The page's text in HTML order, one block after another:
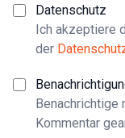
Datenschutz
Ich akzeptiere
der
Benachrichtige
Kommentar